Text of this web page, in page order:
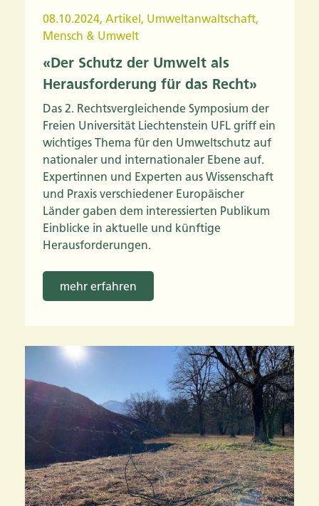
08.10.2024, Artikel, Umweltanwaltschaft,
Mensch & Umwelt
«Der Schutz der Umwelt als
Herausforderung für das Recht»
Das 2. Rechtsvergleichende Symposium der
Freien Universität Liechtenstein UFL griff ein
wichtiges Thema für den Umweltschutz auf
nationaler und internationaler Ebene auf.
Expertinnen und Experten aus Wissenschaft
und Praxis verschiedener Europäischer
Länder gaben dem interessierten Publikum
Einblicke in aktuelle und künftige
Herausforderungen.
mehr erfahren